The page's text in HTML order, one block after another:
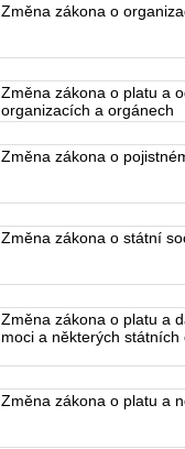
Změna zákona o
Změna zákona o platu a
organizacích a orgánech
Změna zákona o
Změna zákona o státní
Změna zákona o platu a
moci a některých státních
Změna zákona o platu a